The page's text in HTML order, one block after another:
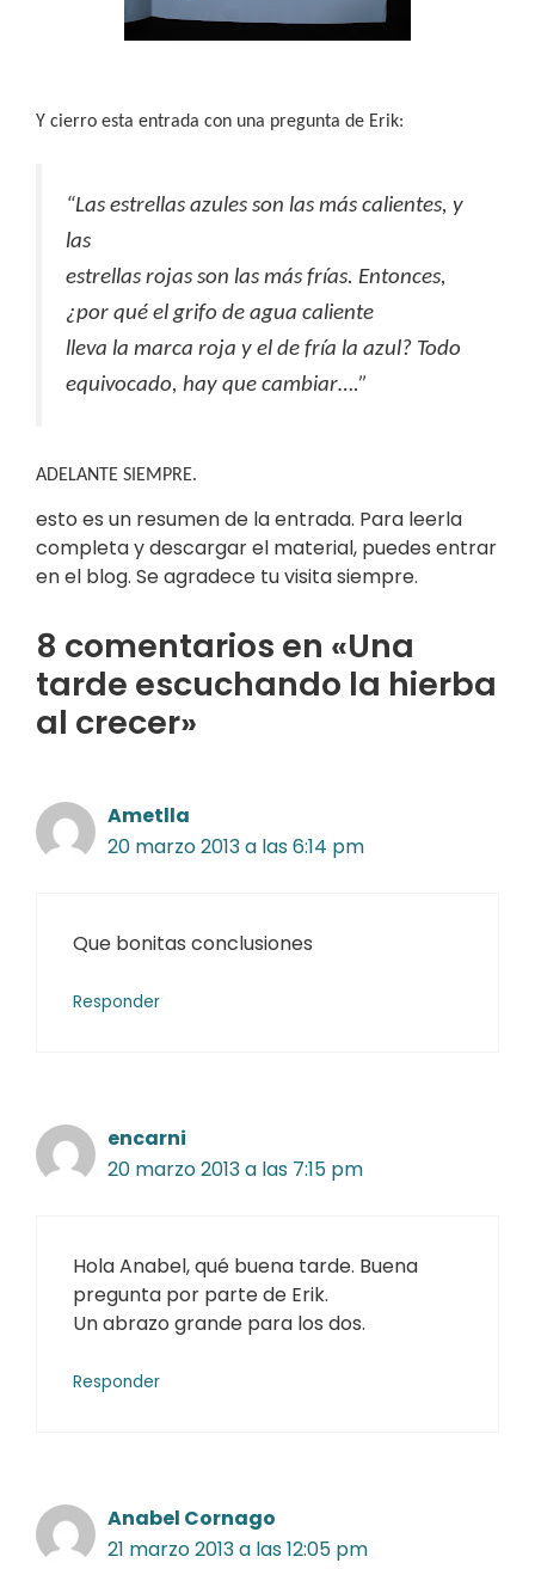
Y cierro esta entrada con una pregunta de Erik:
“Las estrellas azules son las más calientes, y
las
estrellas rojas son las más frías. Entonces,
¿por qué el grifo de agua caliente
lleva la marca roja y el de fría la azul? Todo
equivocado, hay que cambiar….”
ADELANTE SIEMPRE.
esto es un resumen de la entrada. Para leerla
completa y descargar el material, puedes entrar
en el blog. Se agradece tu visita siempre.
8 comentarios en «Una
tarde escuchando la hierba
al crecer»
Ametlla
20 marzo 2013 a las 6:14 pm
Que bonitas conclusiones
Responder
encarni
20 marzo 2013 a las 7:15 pm
Hola Anabel, qué buena tarde. Buena
pregunta por parte de Erik.
Un abrazo grande para los dos.
Responder
Anabel Cornago
21 marzo 2013 a las 12:05 pm